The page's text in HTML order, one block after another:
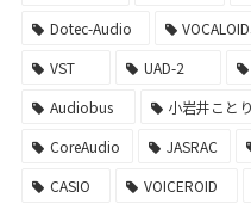
Dotec-Audio
VST
UAD-2
Audiobus
小岩井ことり
CoreAudio
JASRAC
CASIO
VOICEROID